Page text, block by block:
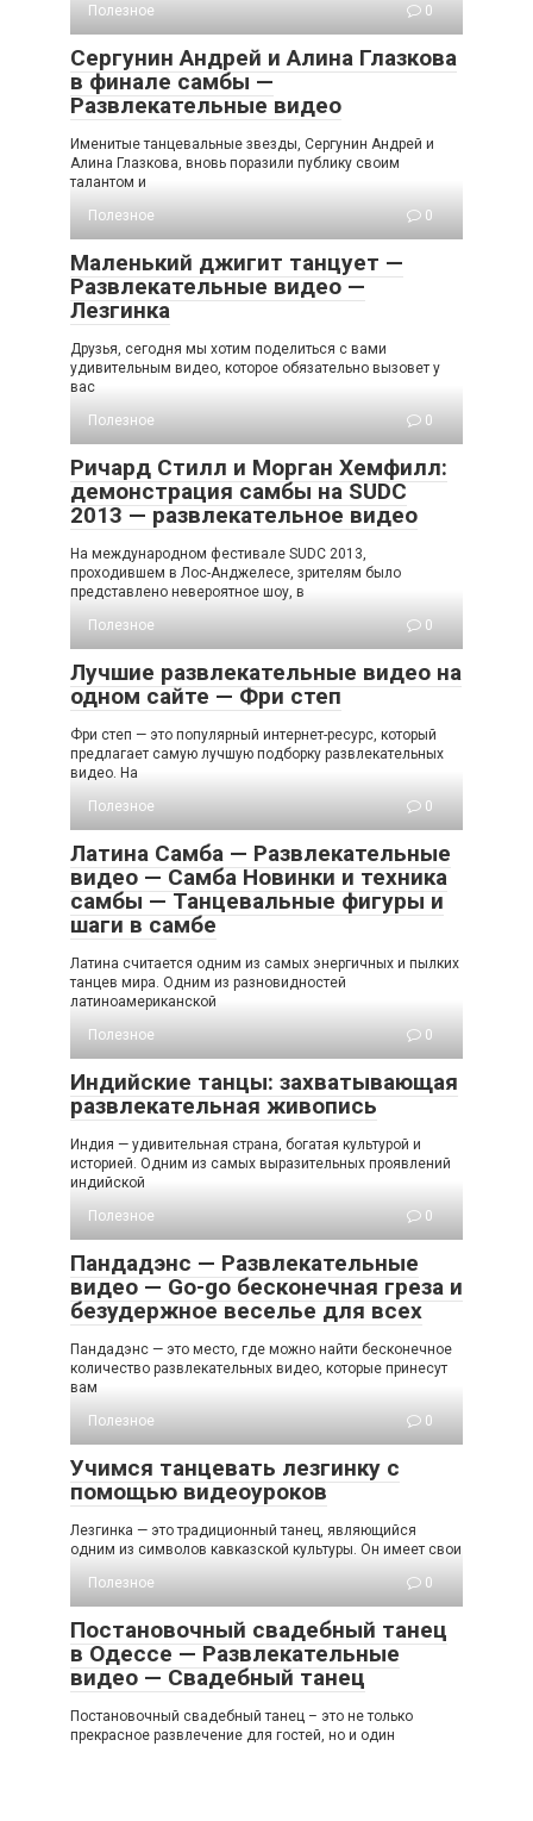
Полезное
0
Сергунин Андрей и Алина Глазкова
в финале самбы —
Развлекательные видео
Именитые танцевальные звезды, Сергунин Андрей и
Алина Глазкова, вновь поразили публику своим
талантом и
Полезное
0
Маленький джигит танцует —
Развлекательные видео —
Лезгинка
Друзья, сегодня мы хотим поделиться с вами
удивительным видео, которое обязательно вызовет у
вас
Полезное
0
Ричард Стилл и Морган Хемфилл:
демонстрация самбы на SUDC
2013 — развлекательное видео
На международном фестивале SUDC 2013,
проходившем в Лос-Анджелесе, зрителям было
представлено невероятное шоу, в
Полезное
0
Лучшие развлекательные видео на
одном сайте — Фри степ
Фри степ — это популярный интернет-ресурс, который
предлагает самую лучшую подборку развлекательных
видео. На
Полезное
0
Латина Самба — Развлекательные
видео — Самба Новинки и техника
самбы — Танцевальные фигуры и
шаги в самбе
Латина считается одним из самых энергичных и пылких
танцев мира. Одним из разновидностей
латиноамериканской
Полезное
0
Индийские танцы: захватывающая
развлекательная живопись
Индия — удивительная страна, богатая культурой и
историей. Одним из самых выразительных проявлений
индийской
Полезное
0
Пандадэнс — Развлекательные
видео — Go-go бесконечная греза и
безудержное веселье для всех
Пандадэнс — это место, где можно найти бесконечное
количество развлекательных видео, которые принесут
вам
Полезное
0
Учимся танцевать лезгинку с
помощью видеоуроков
Лезгинка — это традиционный танец, являющийся
одним из символов кавказской культуры. Он имеет свои
Полезное
0
Постановочный свадебный танец
в Одессе — Развлекательные
видео — Свадебный танец
Постановочный свадебный танец – это не только
прекрасное развлечение для гостей, но и один